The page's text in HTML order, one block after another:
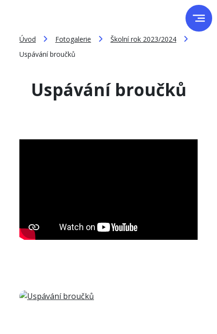
Úvod Fotogalerie
Školní rok 2023/2024
Uspávání broučků
Uspávání broučků